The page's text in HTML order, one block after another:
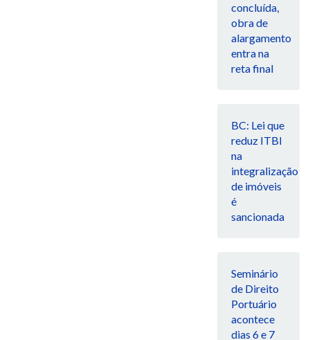
concluída,
obra de
alargamento
entra na
reta final
BC: Lei que
reduz ITBI
na
integralização
de imóveis
é
sancionada
Seminário
de Direito
Portuário
acontece
dias 6 e 7